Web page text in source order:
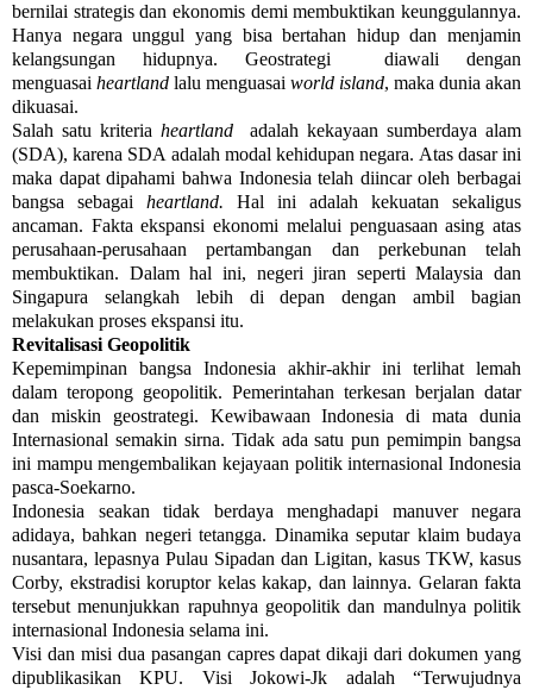
bernilai strategis dan ekonomis demi membuktikan keunggulannya.
Hanya negara unggul yang bisa bertahan hidup dan menjamin
kelangsungan hidupnya. Geostrategi diawali dengan
menguasai heartland lalu menguasai world island, maka dunia akan
dikuasai.
Salah satu kriteria heartland
adalah kekayaan sumberdaya alam
(SDA), karena SDA adalah modal kehidupan negara. Atas dasar ini
maka dapat dipahami bahwa Indonesia telah diincar oleh berbagai
bangsa sebagai heartland. Hal ini adalah kekuatan sekaligus
ancaman. Fakta ekspansi ekonomi melalui penguasaan asing atas
perusahaan-perusahaan pertambangan dan perkebunan telah
membuktikan. Dalam hal ini, negeri jiran seperti Malaysia dan
Singapura selangkah lebih di depan dengan ambil bagian
melakukan proses ekspansi itu.
Revitalisasi Geopolitik
Kepemimpinan bangsa Indonesia akhir-akhir ini terlihat lemah
dalam teropong geopolitik. Pemerintahan terkesan berjalan datar
dan miskin geostrategi. Kewibawaan Indonesia di mata dunia
Internasional semakin sirna. Tidak ada satu pun pemimpin bangsa
ini mampu mengembalikan kejayaan politik internasional Indonesia
pasca-Soekarno.
Indonesia seakan tidak berdaya menghadapi manuver negara
adidaya, bahkan negeri tetangga. Dinamika seputar klaim budaya
nusantara, lepasnya Pulau Sipadan dan Ligitan, kasus TKW, kasus
Corby, ekstradisi koruptor kelas kakap, dan lainnya. Gelaran fakta
tersebut menunjukkan rapuhnya geopolitik dan mandulnya politik
internasional Indonesia selama ini.
Visi dan misi dua pasangan capres dapat dikaji dari dokumen yang
dipublikasikan KPU. Visi Jokowi-Jk adalah “Terwujudnya